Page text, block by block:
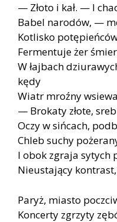
— Złoto i kał. — I
Babel narodów, —
Kotlisko
Fermentuje żer
W łajbach
kędy
Wiatr mroźny
— Brokaty złote,
Oczy w sińcach,
Chleb suchy
I obok zgraja sytych
Nieustający
Paryż, miasto
Koncerty zgrzyty